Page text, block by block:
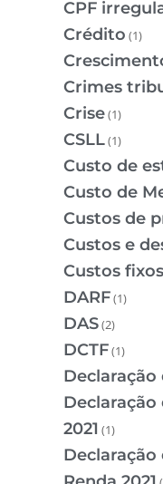
CPF
Crédito (1)
Crimes
Crise(1)
CSLL(1)
Custo de
Custo de
Custos de
Custos e
Custos
DARF(1)
DAS(2)
DCTF(1)
2021 (1)